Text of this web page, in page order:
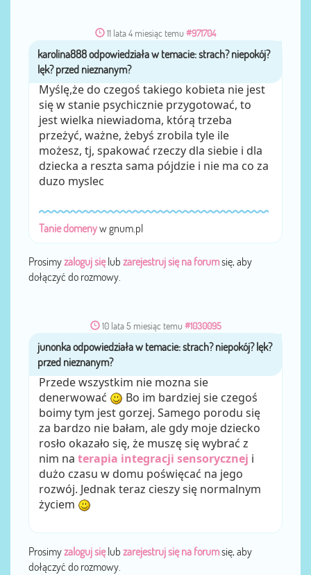
11 lata 4 miesiąc temu #971704
przezkarolina888
Myślę,że do czegoś takiego kobieta nie jest
się w stanie psychicznie przygotować, to
jest wielka niewiadoma, którą trzeba
przeżyć, ważne, żebyś zrobila tyle ile
możesz, tj, spakować rzeczy dla siebie i dla
dziecka a reszta sama pójdzie i nie ma co za
duzo myslec
Tanie domenyw gnum.pl
Prosimyzaloguj sięlub zarejestruj się na forumsię, aby
dołączyć do rozmowy.
10 lata 5 miesiąc temu #1030095
przez junonka
Przede wszystkim nie mozna sie
denerwować
Bo im bardziej sie czegoś
boimy tym jest gorzej. Samego porodu się
za bardzo nie bałam, ale gdy moje dziecko
rosło okazało się, że muszę się wybrać z
nim na terapia integracji sensorycznej i
dużo czasu w domu poświęcać na jego
rozwój. Jednak teraz cieszy się normalnym
życiem
Prosimyzaloguj sięlub zarejestruj się na forumsię, aby
dołączyć do rozmowy.